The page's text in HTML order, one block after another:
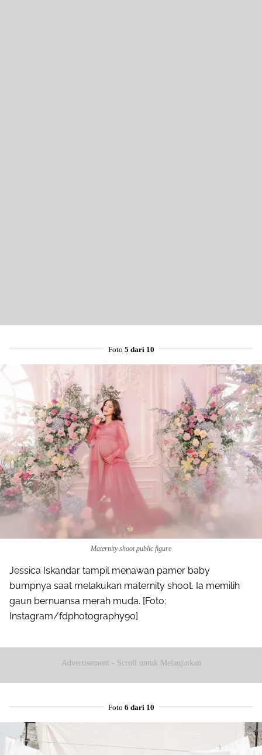
Foto 5 dari 10
Maternity shoot public figure
Jessica Iskandar tampil menawan pamer baby
bumpnya saat melakukan maternity shoot. Ia memilih
gaun bernuansa merah muda. [Foto:
Instagram/fdphotography90]
Advertisement - Scroll untuk Melanjutkan
Foto 6 dari 10